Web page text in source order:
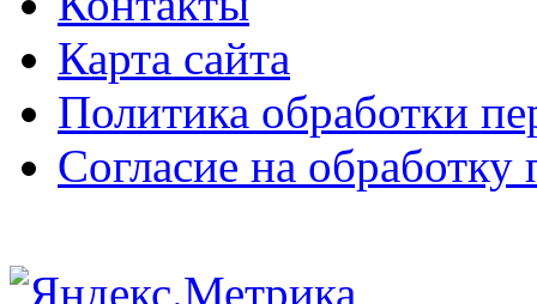
Карта сайта
Политика обработки
Согласие на